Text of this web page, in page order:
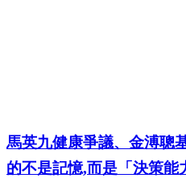
馬英九健康爭議、金溥聰
的不是記憶,而是「決策能